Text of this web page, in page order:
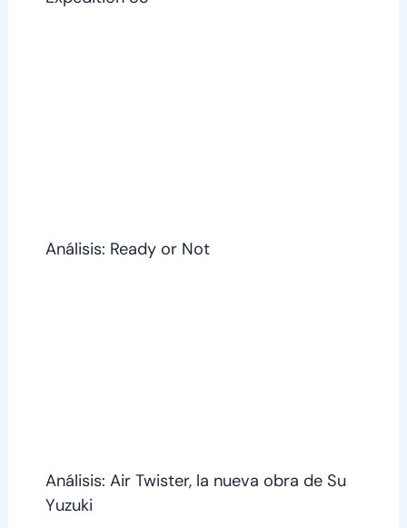
Análisis: Ready or Not
Análisis: Air Twister, la nueva obra de Su
Yuzuki